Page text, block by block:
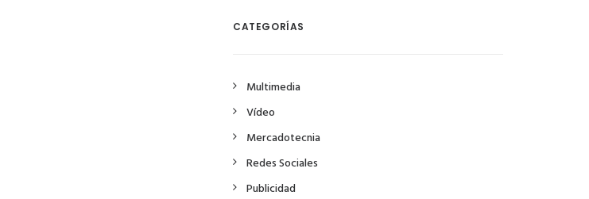
CATEGORÍAS
Multimedia
Vídeo
Mercadotecnia
Redes Sociales
Publicidad